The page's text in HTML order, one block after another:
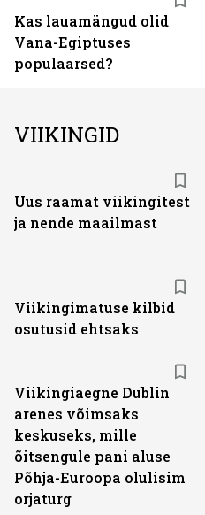
Kas lauamängud olid
Vana-Egiptuses
populaarsed?
VIIKINGID
Uus raamat viikingitest
ja nende maailmast
Viikingimatuse kilbid
osutusid ehtsaks
Viikingiaegne Dublin
arenes võimsaks
keskuseks, mille
õitsengule pani aluse
Põhja-Euroopa olulisim
orjaturg